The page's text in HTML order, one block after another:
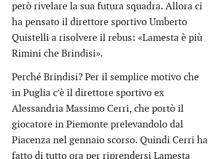
però rivelare la sua futura squadra. Allora ci
ha pensato il direttore sportivo Umberto
Quistelli a risolvere il rebus: «Lamesta è più
Rimini che Brindisi».
Perché Brindisi? Per il semplice motivo che
in Puglia c’è il direttore sportivo ex
Alessandria Massimo Cerri, che portò il
giocatore in Piemonte prelevandolo dal
Piacenza nel gennaio scorso. Quindi Cerri ha
fatto di tutto ora per riprendersi Lamesta